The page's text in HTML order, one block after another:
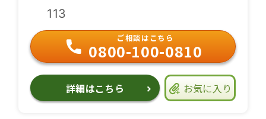
113
ご相談はこちら
0800-100-0810
詳細はこちら お気に入り